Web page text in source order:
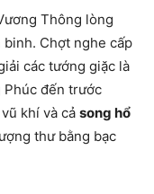
Thông lòng
Chợt nghe cấp
các tướng giặc là
đến trước
khí và cả song hổ
thư bằng bạc